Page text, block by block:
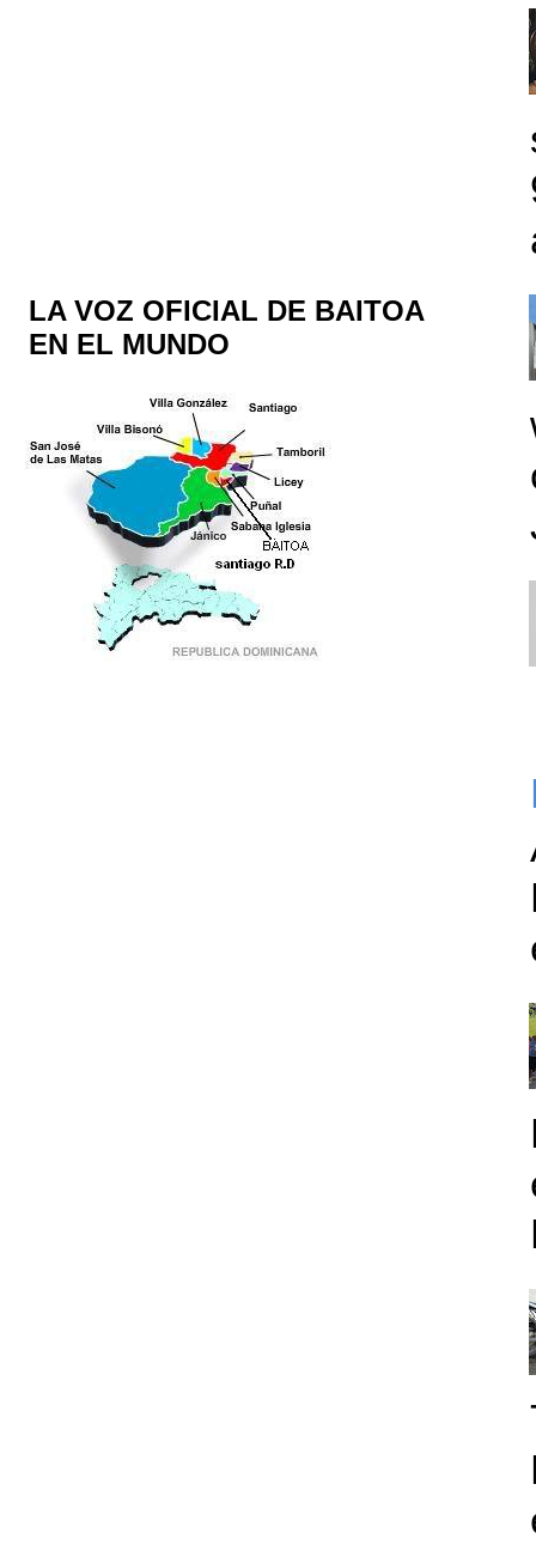
LA VOZ OFICIAL DE BAITOA
EN EL MUNDO